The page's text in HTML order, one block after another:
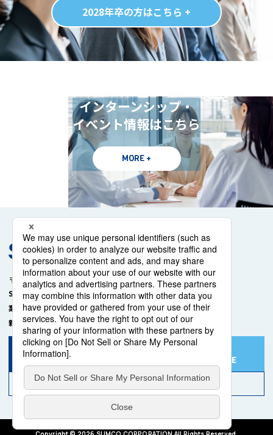
2028年卒の方はこちら +
インターンシップ・
イベント情報はこちら
MORE +
RECRUITING SITE
【本社】
〒105-8634 東京都港区芝浦一丁目2番1号
SUMCOを知る
働く環境・福利厚生を知る
業界を知る
SUMCOの人
新卒採用情報
2027年卒
ENTRY / MYPAGE
2028年卒
ENTRY / MYPAGE
SUMCO 公式YouTube